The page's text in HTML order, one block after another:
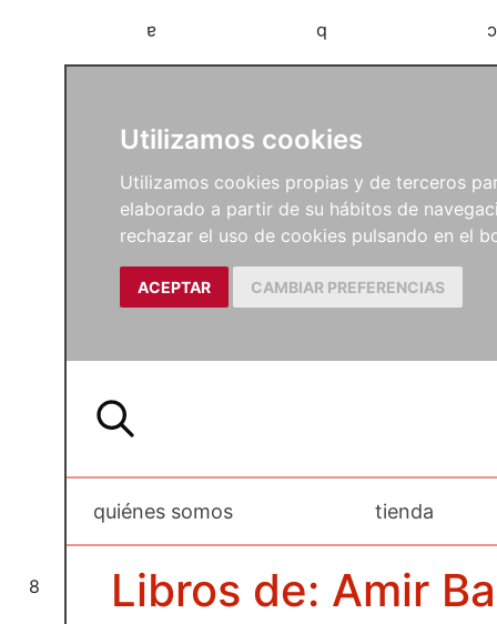
Utilizamos cookies
Utilizamos cookies propias y de terceros
elaborado a partir de su hábitos de
rechazar el uso de cookies pulsando en el
ACEPTAR CAMBIAR PREFERENCIAS
a b c
8
quiénes somos tienda
Libros de: Amir